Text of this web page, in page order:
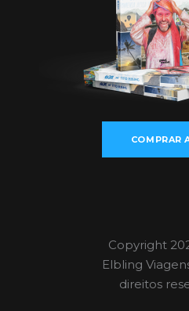
COMPRAR
Copyright
Elbling
direitos